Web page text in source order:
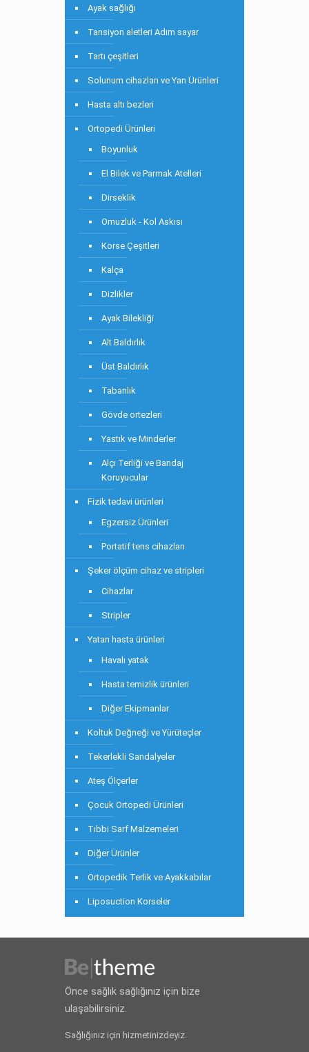
Ayak sağlığı
Tansiyon aletleri Adım sayar
Tartı çeşitleri
Solunum cihazları ve Yan Ürünleri
Hasta altı bezleri
Ortopedi Ürünleri
Boyunluk
El Bilek ve Parmak Atelleri
Dirseklik
Omuzluk - Kol Askısı
Korse Çeşitleri
Kalça
Dizlikler
Ayak Bilekliği
Alt Baldırlık
Üst Baldırlık
Tabanlık
Gövde ortezleri
Yastık ve Minderler
Alçı Terliği ve Bandaj
Koruyucular
Fizik tedavi ürünleri
Egzersiz Ürünleri
Portatif tens cihazları
Şeker ölçüm cihaz ve stripleri
Cihazlar
Stripler
Yatan hasta ürünleri
Havalı yatak
Hasta temizlik ürünleri
Diğer Ekipmanlar
Koltuk Değneği ve Yürüteçler
Tekerlekli Sandalyeler
Ateş Ölçerler
Çocuk Ortopedi Ürünleri
Tıbbi Sarf Malzemeleri
Diğer Ürünler
Ortopedik Terlik ve Ayakkabılar
Liposuction Korseler
Önce sağlık sağlığınız için bize
ulaşabilirsiniz.
Sağlığınız için hizmetinizdeyiz.